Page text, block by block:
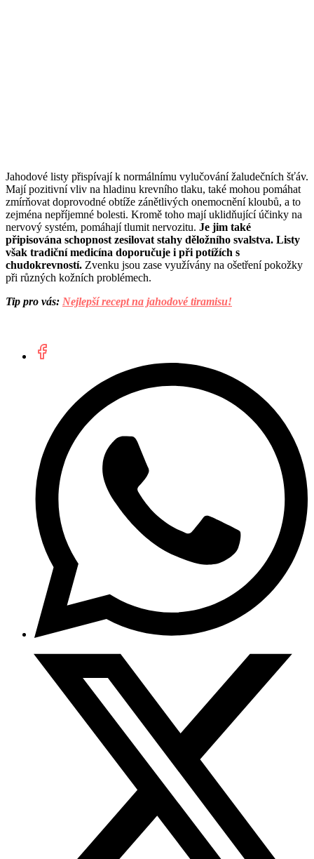
Jahodové listy přispívají k normálnímu vylučování žaludečních šťáv.
Mají pozitivní vliv na hladinu krevního tlaku, také mohou pomáhat
zmírňovat doprovodné obtíže zánětlivých onemocnění kloubů, a to
zejména nepříjemné bolesti. Kromě toho mají uklidňující účinky na
nervový systém, pomáhají tlumit nervozitu. Je jim také
připisována schopnost zesilovat stahy děložního svalstva. Listy
však tradiční medicína doporučuje i při potížích s
chudokrevností. Zvenku jsou zase využívány na ošetření pokožky
při různých kožních problémech.
Tip pro vás: Nejlepší recept na jahodové tiramisu!